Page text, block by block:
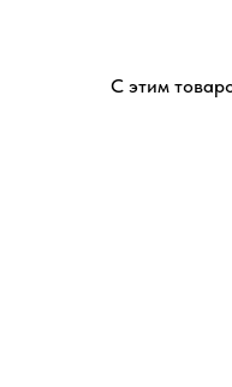
С этим